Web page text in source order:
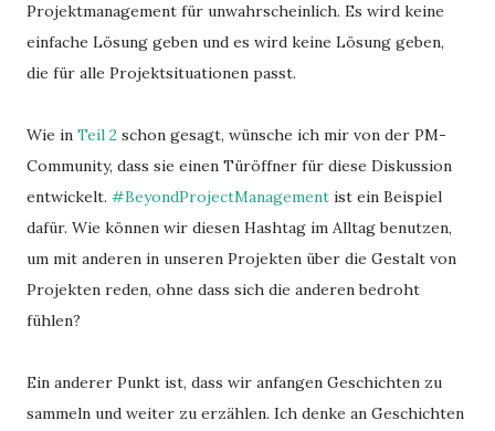
Projektmanagement für unwahrscheinlich. Es wird keine
einfache Lösung geben und es wird keine Lösung geben,
die für alle Projektsituationen passt.
Wie in Teil 2 schon gesagt, wünsche ich mir von der PM-
Community, dass sie einen Türöffner für diese Diskussion
entwickelt. #BeyondProjectManagement ist ein Beispiel
dafür. Wie können wir diesen Hashtag im Alltag benutzen,
um mit anderen in unseren Projekten über die Gestalt von
Projekten reden, ohne dass sich die anderen bedroht
fühlen?
Ein anderer Punkt ist, dass wir anfangen Geschichten zu
sammeln und weiter zu erzählen. Ich denke an Geschichten